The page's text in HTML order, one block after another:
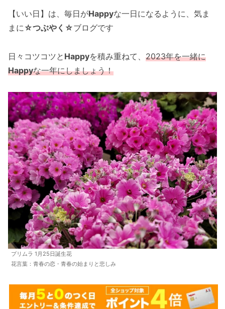
【いい日】は、毎日がHappyな一日になるように、気ま
まに☆つぶやく☆ブログです
日々コツコツと Happyを積み重ねて、 2023年を一緒に
Happyな一年にしましょう！
プリムラ 1月25日誕生花
花言葉：青春の恋・青春の始まりと悲しみ